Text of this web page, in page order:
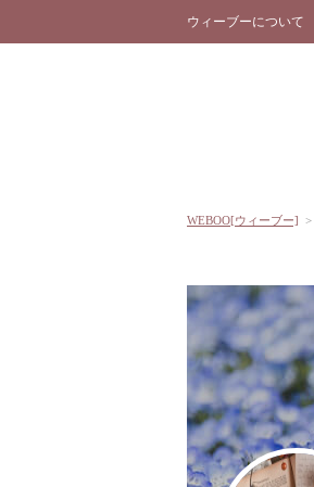
ウィーブーについて
WEBOO[ウィーブー] >